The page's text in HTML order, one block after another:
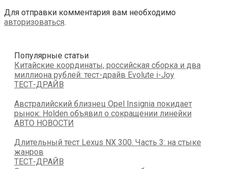
Для отправки комментария вам необходимо
авторизоваться.
Популярные статьи
Китайские координаты, российская сборка и два
миллиона рублей: тест-драйв Evolute i-Joy
ТЕСТ-ДРАЙВ
Австралийский близнец Opel Insignia покидает
рынок: Holden объявил о сокращении линейки
АВТО НОВОСТИ
Длительный тест Lexus NX 300. Часть 3: на стыке
жанров
ТЕСТ-ДРАЙВ